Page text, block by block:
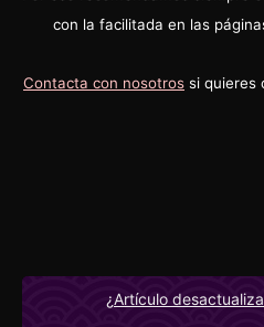
con la facilitada en las
Contacta con nosotros si quieres
¿Artículo